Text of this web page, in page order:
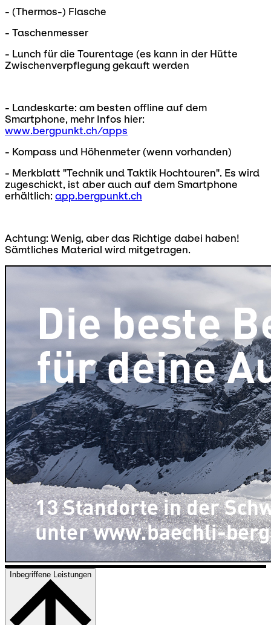
- (Thermos-) Flasche
- Taschenmesser
- Lunch für die Tourentage (es kann in der Hütte
Zwischenverpflegung gekauft werden
- Landeskarte: am besten offline auf dem
Smartphone, mehr Infos hier:
www.bergpunkt.ch/apps
- Kompass und Höhenmeter (wenn vorhanden)
- Merkblatt "Technik und Taktik Hochtouren". Es wird
zugeschickt, ist aber auch auf dem Smartphone
erhältlich: app.bergpunkt.ch
Achtung: Wenig, aber das Richtige dabei haben!
Sämtliches Material wird mitgetragen.
Inbegriffene Leistungen